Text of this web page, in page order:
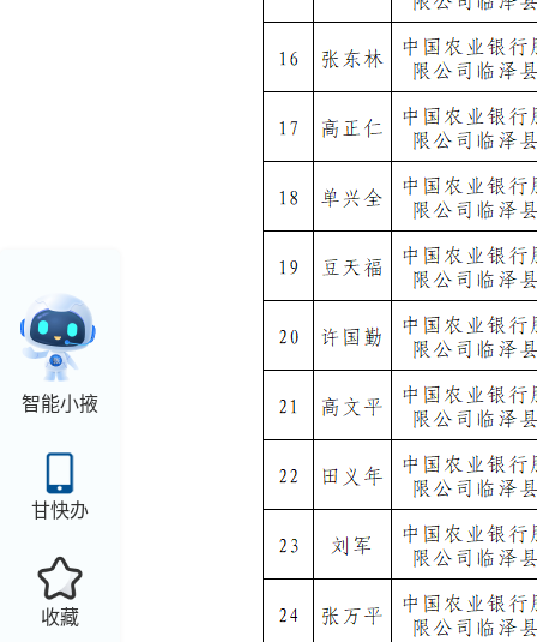
智能小掖
甘快办
收藏